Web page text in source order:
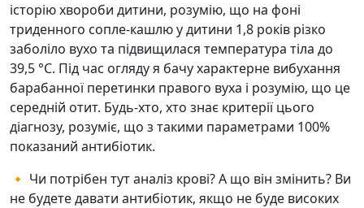
історію хвороби дитини, розумію, що на фоні
триденного сопле-кашлю у дитини 1,8 років різко
заболіло вухо та підвищилася температура тіла до
39,5 °С. Під час огляду я бачу характерне вибухання
барабанної перетинки правого вуха і розумію, що це
середній отит. Будь-хто, хто знає критерії цього
діагнозу, розуміє, що з такими параметрами 100%
показаний антибіотик.
🔸 Чи потрібен тут аналіз крові? А що він змінить? Ви
не будете давати антибіотик, якщо не буде високих